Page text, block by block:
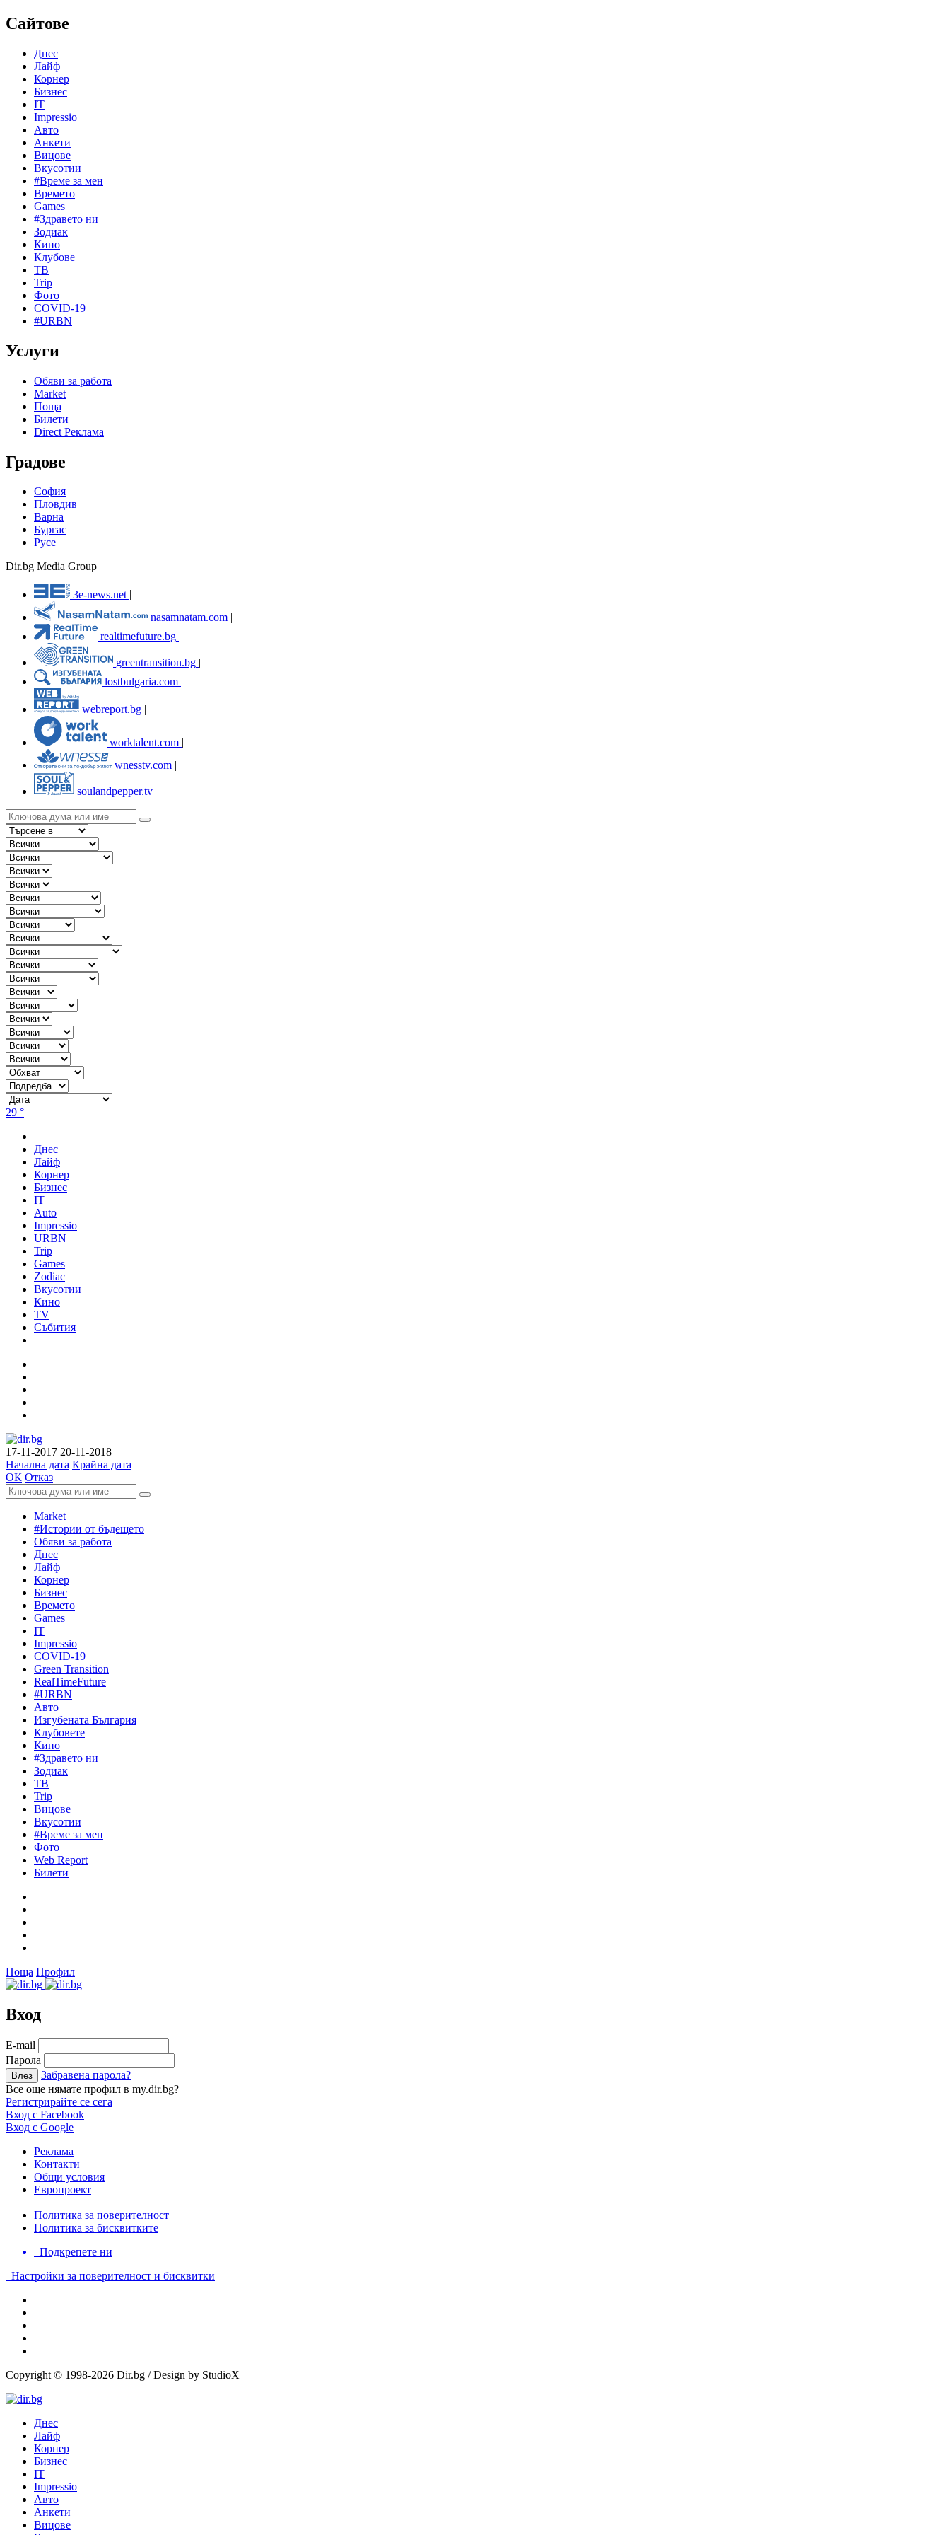
Сайтове
Днес
Лайф
Корнер
Бизнес
IT
Impressio
Авто
Анкети
Вицове
Вкусотии
#Време за мен
Времето
Games
#Здравето ни
Зодиак
Кино
Клубове
ТВ
Trip
Фото
COVID-19
#URBN
Услуги
Обяви за работа
Market
Поща
Билети
Direct Реклама
Градове
София
Пловдив
Варна
Бургас
Русе
Dir.bg Media Group
3e-news.net
nasamnatam.com |
realtimefuture.bg |
greentransition.bg |
lostbulgaria.com |
webreport.bg
worktalent.com |
wnesstv.com |
soulandpepper.tv
29 °
Днес
Лайф
Корнер
Бизнес
IT
Auto
Impressio
URBN
Trip
Games
Zodiac
Вкусотии
Кино
TV
Събития
17-11-2017 20-11-2018
Начална дата Крайна дата
ОК Отказ
Market
#Истории от бъдещето
Обяви за работа
Днес
Лайф
Корнер
Бизнес
Времето
Games
IT
Impressio
COVID-19
Green Transition
RealTimeFuture
#URBN
Авто
Изгубената България
Клубовете
Кино
#Здравето ни
Зодиак
ТВ
Trip
Вицове
Вкусотии
#Време за мен
Фото
Web Report
Билети
Поща Профил
Вход
Е-mail
Парола
Забравена парола?
Все още нямате профил в my.dir.bg?
Регистрирайте се сега
Вход с Facebook
Вход с Google
Реклама
Контакти
Общи условия
Европроект
Политика за поверителност
Политика за бисквитките
Подкрепете ни
Настройки за поверителност и бисквитки
Copyright © 1998-2026 Dir.bg / Design by StudioX
Днес
Лайф
Корнер
Бизнес
IT
Impressio
Авто
Анкети
Вицове